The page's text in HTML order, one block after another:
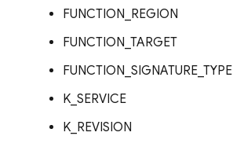
FUNCTION_REGION
FUNCTION_TARGET
FUNCTION_SIGNATURE_TYPE
K_SERVICE
K_REVISION